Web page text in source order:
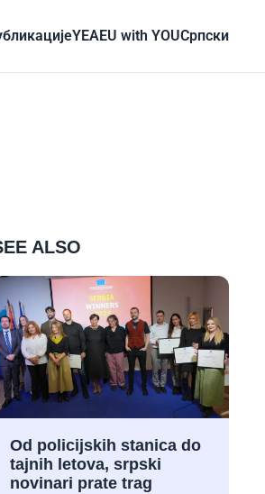
YEAEU with YOUCрпски
ALSO
Od policijskih stanica do
tajnih letova, srpski
novinari prate trag